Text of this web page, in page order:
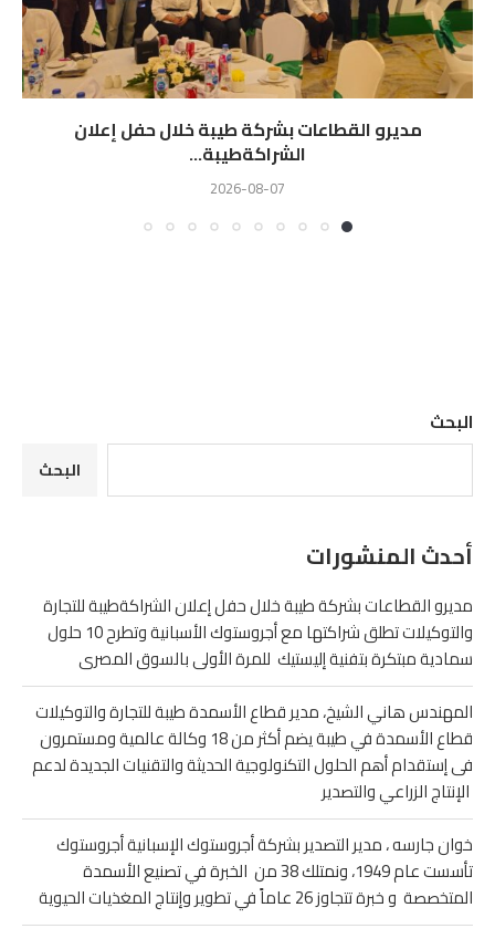
مديرو القطاعات بشركة طيبة خلال حفل إعلان
الشراكةطيبة...
2026-08-07
البحث
البحث
أحدث المنشورات
مديرو القطاعات بشركة طيبة خلال حفل إعلان الشراكةطيبة للتجارة
والتوكيلات تطلق شراكتها مع أجروستوك الأسبانية وتطرح 10 حلول
سمادية مبتكرة بتفنية إليستيك للمرة الأولى بالسوق المصرى
المهندس هاني الشيخ، مدير قطاع الأسمدة طيبة للتجارة والتوكيلات
قطاع الأسمدة في طيبة يضم أكثر من 18 وكالة عالمية ومستمرون
فى إستقدام أهم الحلول التكنولوجية الحديثة والتقنيات الجديدة لدعم
الإنتاج الزراعي والتصدير
خوان جارسه ، مدير التصدير بشركة أجروستوك الإسبانية أجروستوك
تأسست عام 1949، ونمتلك 38 من الخبرة في تصنيع الأسمدة
المتخصصة و خبرة تتجاوز 26 عاماً في تطوير وإنتاج المغذيات الحيوية